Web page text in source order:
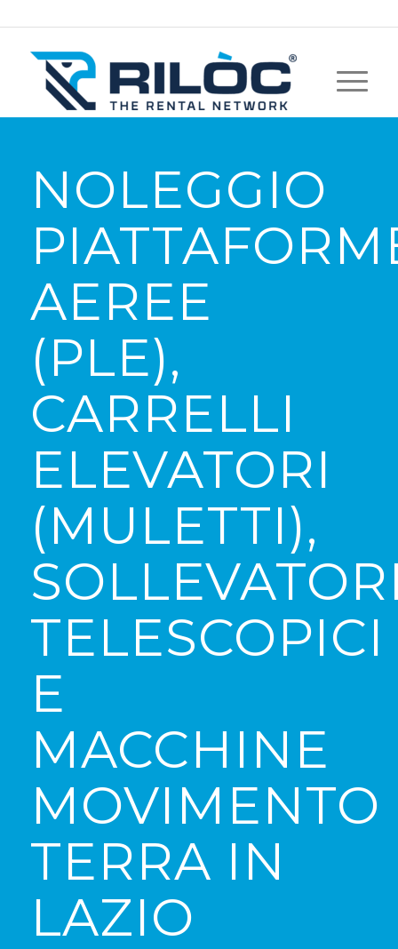
NOLEGGIO
AEREE
(PLE),
CARRELLI
ELEVATORI
(MULETTI),
TELESCOPICI
E
MACCHINE
MOVIMENTO
TERRA IN
LAZIO